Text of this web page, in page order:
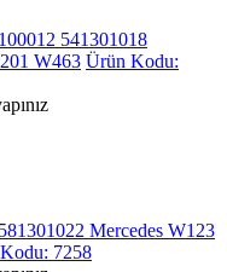
541301018
W463 Ürün Kodu:
Mercedes W123
7258